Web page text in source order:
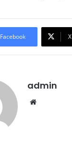
Facebook X
admin